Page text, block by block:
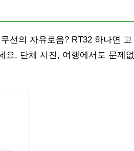
선의 자유로움? RT32 하나면 고
요. 단체 사진, 여행에서도 문제없